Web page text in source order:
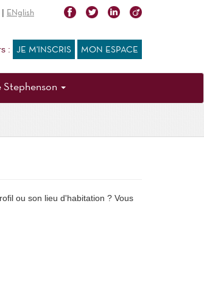
| ENglish
: JE M'INSCRIS MON ESPACE
Stephenson
ou son lieu d'habitation ? Vous